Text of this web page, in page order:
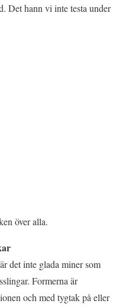
Det hann vi inte testa under
över alla.
det inte glada miner som
Formerna är
och med tygtak på eller